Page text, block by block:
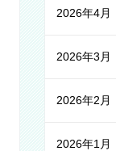
2026年4月
2026年3月
2026年2月
2026年1月